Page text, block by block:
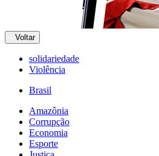
Voltar
solidariedade
Violência
Brasil
Amazônia
Corrupção
Economia
Esporte